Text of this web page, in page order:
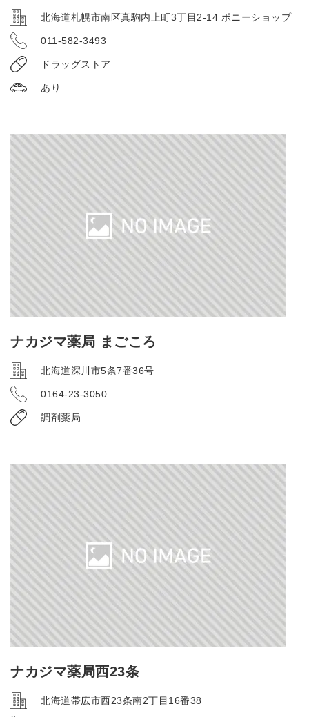
北海道札幌市南区真駒内上町3丁目2-14 ポニーショップ
011-582-3493
ドラッグストア
あり
ナカジマ薬局 まごころ
北海道深川市5条7番36号
0164-23-3050
調剤薬局
ナカジマ薬局西23条
北海道帯広市西23条南2丁目16番38